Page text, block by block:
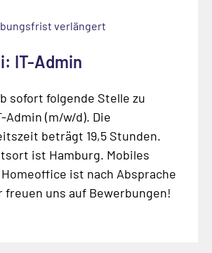
verlängert
IT-Admin
sofort folgende Stelle zu
Admin (m/w/d). Die
beträgt 19,5 Stunden.
ist Hamburg. Mobiles
ist nach Absprache
freuen uns auf Bewerbungen!